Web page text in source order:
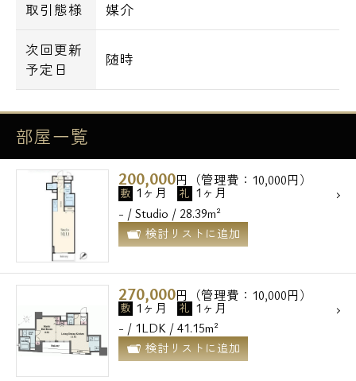
取引態様 媒介
次回更新
予定日
随時
部屋一覧
200,000円（管理費：10,000円）
敷 1ヶ月 礼 1ヶ月
- / Studio / 28.39m²
検討リストに追加
270,000円（管理費：10,000円）
敷 1ヶ月 礼 1ヶ月
- / 1LDK / 41.15m²
検討リストに追加